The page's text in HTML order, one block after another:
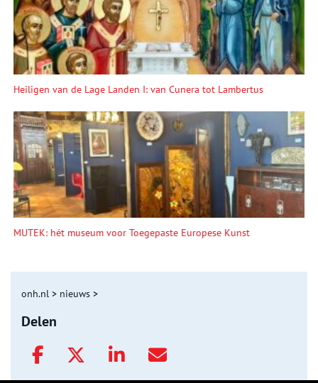
Heiligen van de Lage Landen I: van Cunera tot Lambertus
MUTEK: hét museum voor Toegepaste Europese Kunst
onh.nl > nieuws >
Delen